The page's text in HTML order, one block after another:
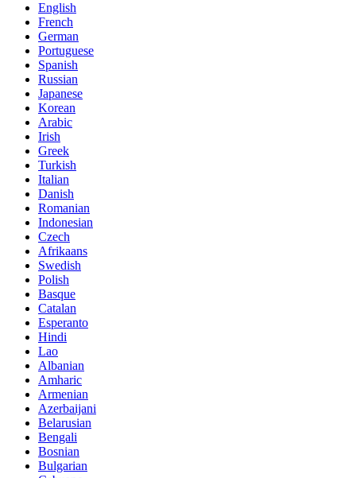
English
French
German
Portuguese
Spanish
Russian
Japanese
Korean
Arabic
Irish
Greek
Turkish
Italian
Danish
Romanian
Indonesian
Czech
Afrikaans
Swedish
Polish
Basque
Catalan
Esperanto
Hindi
Lao
Albanian
Amharic
Armenian
Azerbaijani
Belarusian
Bengali
Bosnian
Bulgarian